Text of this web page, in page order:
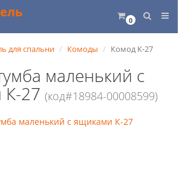
0
для спальни Комоды Комод К-27
маленький с
27 (код#18984-00008599)